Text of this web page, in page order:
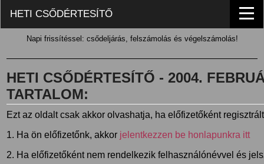
HETI CSŐDÉRTESÍTŐ
Napi frissítéssel: csődeljárás, felszámolás és végelszámolás!
HETI CSŐDÉRTESÍTŐ - 2004.
TARTALOM:
Ezt az oldalt csak akkor olvashatja, ha előfizetőként
1. Ha ön előfizetőnk, akkor jelentkezzen be honlapunkra itt
2. Ha előfizetőként nem rendelkezik felhasználónévvel és